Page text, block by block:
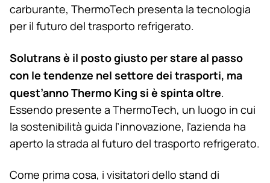
carburante, ThermoTech presenta la tecnologia
per il futuro del trasporto refrigerato.
Solutrans è il posto giusto per stare al passo
con le tendenze nel settore dei trasporti, ma
quest’annoThermo Kingsi è spinta oltre.
Essendo presente a ThermoTech, un luogo in cui
la sostenibilità guida l’innovazione, l’azienda ha
aperto la strada al futuro del trasporto refrigerato.
Come prima cosa, i visitatori dello stand di